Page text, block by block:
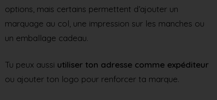
options, mais certains permettent d’ajouter un
marquage au col, une impression sur les manches ou
un emballage cadeau.
Tu peux aussi utiliser ton adresse comme expéditeur
ou ajouter ton logo pour renforcer ta marque.